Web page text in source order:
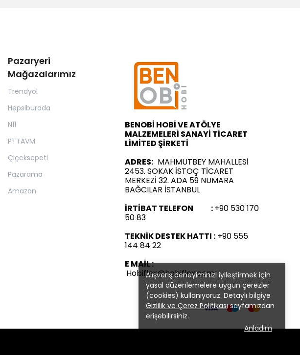
Alışveriş deneyiminizi iyileştirmek için
yasal düzenlemelere uygun çerezler
(cookies) kullanıyoruz. Detaylı bilgiye
Gizlilik ve Çerez Politikasısayfamızdan
erişebilirsiniz.
Anladım
Pazaryeri
Mağazalarımız
Trendyol
Hepsiburada
N11
PTTAVM
Çiçeksepeti
Pazarama
Amazon
BENOBİ HOBİ VE ATÖLYE
MALZEMELERİ SANAYİ TİCARET
LİMİTED ŞİRKETİ
ADRES: MAHMUTBEY MAHALLESİ
2453. SOKAK İSTOÇ TİCARET
MERKEZİ 32. ADA 59 NUMARA
BAĞCILAR İSTANBUL
İRTİBAT TELEFON :+90 530 170
50 83
TEKNİK DESTEK HATTI : +90 555
144 84 22
E MAİL :
Hobiflex@hobiflex.com